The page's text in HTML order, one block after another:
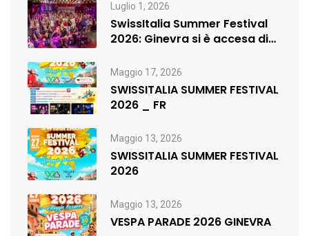
Luglio 1, 2026
SwissItalia Summer Festival
2026: Ginevra si è accesa di
Maggio 17, 2026
SWISSITALIA SUMMER FESTIVAL
2026 _ FR
Maggio 13, 2026
SWISSITALIA SUMMER FESTIVAL
2026
Maggio 13, 2026
VESPA PARADE 2026 GINEVRA